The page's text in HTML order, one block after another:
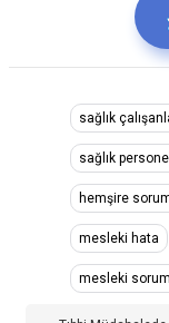
sağlık
sağlık
hemşire
mesleki hata
mesleki